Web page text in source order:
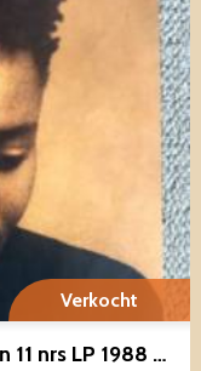
Verkocht
Tracy Chapman – Tracy Chapman 11 nrs LP 1988 ZGAN